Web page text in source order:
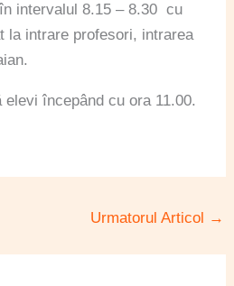
intervalul 8.15 – 8.30 cu
la intrare profesori, intrarea
începând cu ora 11.00.
Urmatorul Articol →